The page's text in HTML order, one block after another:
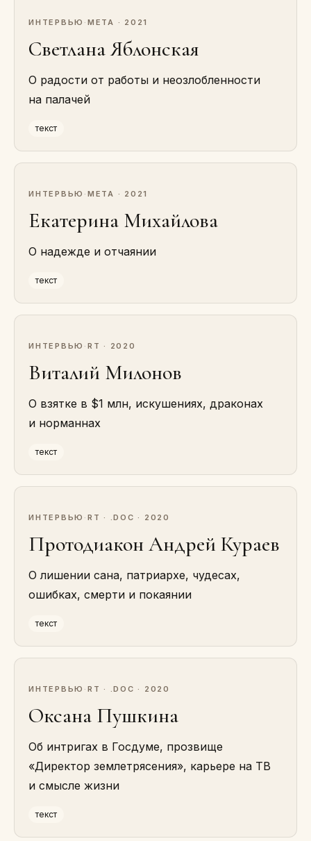
ИНТЕРВЬЮ · МЕТА · 2021
Светлана Яблонская
О радости от работы и неозлобленности
на палачей
текст
ИНТЕРВЬЮ · МЕТА · 2021
Екатерина Михайлова
О надежде и отчаянии
текст
ИНТЕРВЬЮ · RT · 2020
Виталий Милонов
О взятке в $1 млн, искушениях, драконах
и норманнах
текст
ИНТЕРВЬЮ · RT · .DOC · 2020
Протодиакон Андрей Кураев
О лишении сана, патриархе, чудесах,
ошибках, смерти и покаянии
текст
ИНТЕРВЬЮ · RT · .DOC · 2020
Оксана Пушкина
Об интригах в Госдуме, прозвище
«Директор землетрясения», карьере на ТВ
и смысле жизни
текст